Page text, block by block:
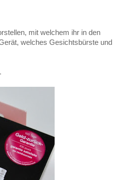
mit welchem ihr in den
welches Gesichtsbürste und